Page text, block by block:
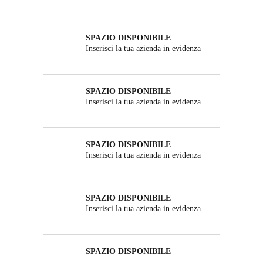
SPAZIO DISPONIBILE
Inserisci la tua azienda in evidenza
SPAZIO DISPONIBILE
Inserisci la tua azienda in evidenza
SPAZIO DISPONIBILE
Inserisci la tua azienda in evidenza
SPAZIO DISPONIBILE
Inserisci la tua azienda in evidenza
SPAZIO DISPONIBILE